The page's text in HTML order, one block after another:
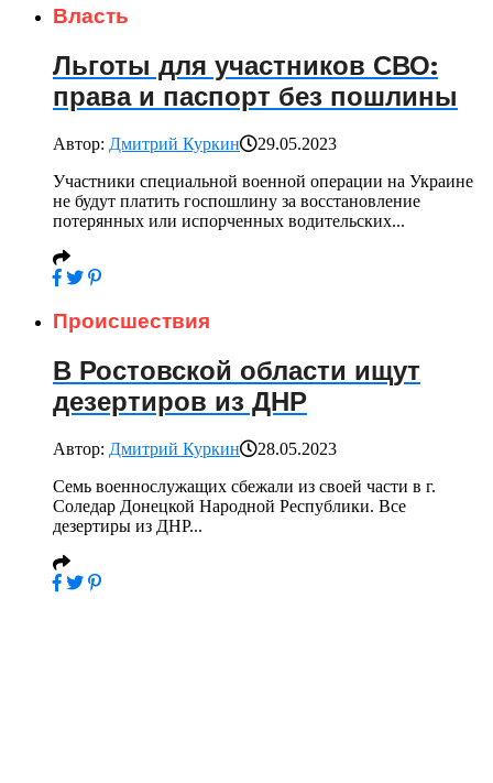
Власть
Льготы для участников СВО:
права и паспорт без пошлины
Автор: Дмитрий Куркин
29.05.2023
Участники специальной военной операции на Украине
не будут платить госпошлину за восстановление
потерянных или испорченных водительских...
Происшествия
В Ростовской области ищут
дезертиров из ДНР
Автор: Дмитрий Куркин
28.05.2023
Семь военнослужащих сбежали из своей части в г.
Соледар Донецкой Народной Республики. Все
дезертиры из ДНР...